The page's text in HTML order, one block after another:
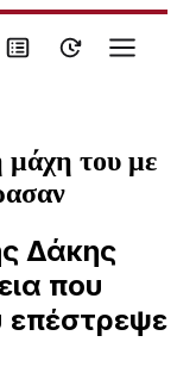
μάχη του με
Δάκης
που
επέστρεψε